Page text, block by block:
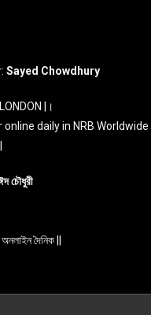
Sayed Chowdhury
|।
daily in NRB Worldwide ||
চৌধুরী
দৈনিক ||